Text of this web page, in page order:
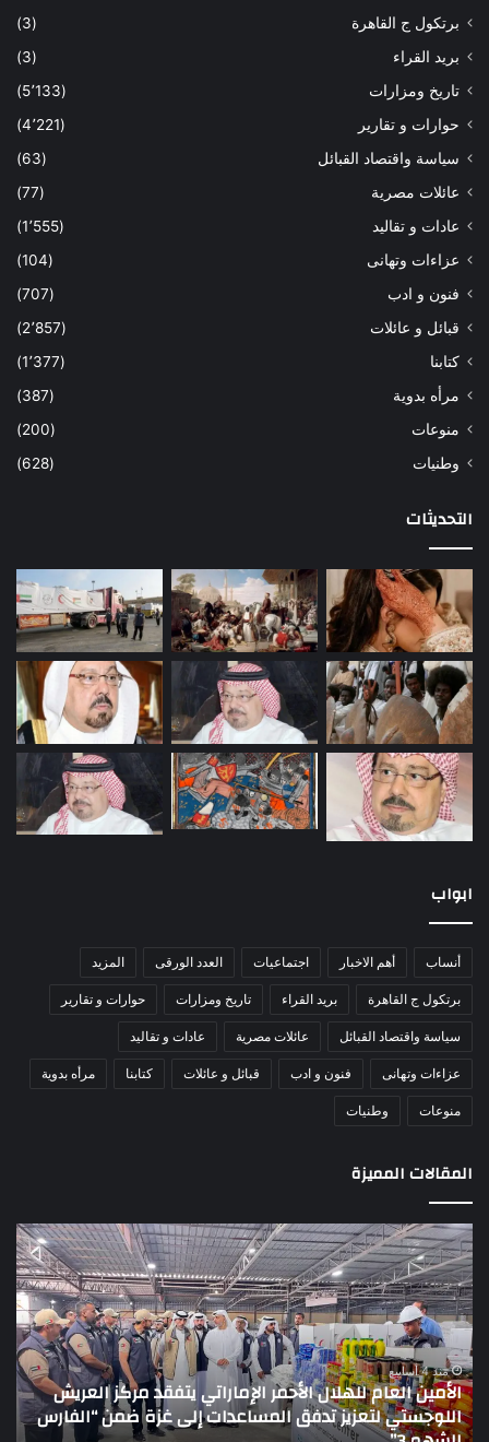
برتكول ج القاهرة
(3)
بريد القراء
(3)
تاريخ ومزارات
(5٬133)
حوارات و تقارير
(4٬221)
سياسة واقتصاد القبائل
(63)
عائلات مصرية
(77)
عادات و تقاليد
(1٬555)
عزاءات وتهانى
(104)
فنون و ادب
(707)
قبائل و عائلات
(2٬857)
كتابنا
(1٬377)
مرأه بدوية
(387)
منوعات
(200)
وطنيات
(628)
التحديثات
ابواب
أنساب أهم الاخبار اجتماعيات العدد الورقى المزيد
برتكول ج القاهرة بريد القراء تاريخ ومزارات حوارات و تقارير
سياسة واقتصاد القبائل عائلات مصرية عادات و تقاليد
عزاءات وتهانى فنون و ادب قبائل و عائلات كتابنا مرأه بدوية
منوعات وطنيات
المقالات المميزة
الأمين
العام
للهلال
الأحمر
الإماراتي
يتفقد
مركز
العريش
اللوجستي
منذ 4 أسابيع
الأمين العام للهلال الأحمر الإماراتي يتفقد مركز العريش
اللوجستي لتعزيز تدفق المساعدات إلى غزة ضمن “الفارس
لم